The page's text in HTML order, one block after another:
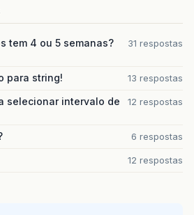
tem 4 ou 5 semanas?
31 respostas
para string! 13 respostas
selecionar intervalo de
12 respostas
6 respostas
12 respostas